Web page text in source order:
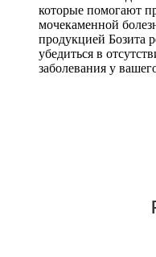
которые помогают
мочекаменной
продукцией Бозита
убедиться в
заболевания у